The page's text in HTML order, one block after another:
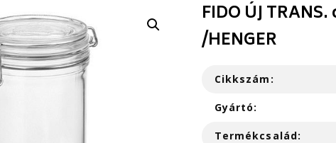
FIDO ÚJ
/HENGER
Cikkszám:
Gyártó:
Termékcsalád: